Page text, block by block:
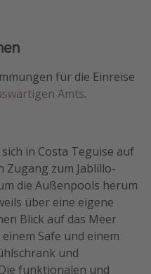
für die Einreise
Amts.
in Costa Teguise auf
Zugang zum Jablillo-
die Außenpools herum
über eine eigene
Blick auf das Meer
Safe und einem
und
funktionalen und